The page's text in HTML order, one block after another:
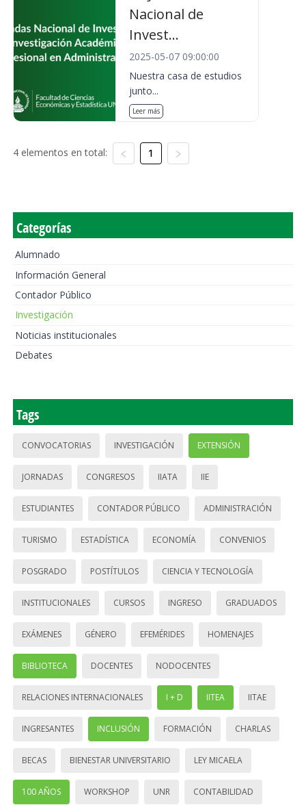
Nacional de
Invest...
2025-05-07 09:00:00
Nuestra casa de estudios
junto...
Leer más
4 elementos en total: 1
Categorías
Alumnado
Información General
Contador Público
Investigación
Noticias institucionales
Debates
Tags
CONVOCATORIAS INVESTIGACIÓN EXTENSIÓN
JORNADAS CONGRESOS IIATA IIE
ESTUDIANTES CONTADOR PÚBLICO ADMINISTRACIÓN
TURISMO ESTADÍSTICA ECONOMÍA CONVENIOS
POSGRADO POSTÍTULOS CIENCIA Y TECNOLOGÍA
INSTITUCIONALES CURSOS INGRESO GRADUADOS
EXÁMENES GÉNERO EFEMÉRIDES HOMENAJES
BIBLIOTECA DOCENTES NODOCENTES
RELACIONES INTERNACIONALES I + D IITEA IITAE
INGRESANTES INCLUSIÓN FORMACIÓN CHARLAS
BECAS BIENESTAR UNIVERSITARIO LEY MICAELA
100 AÑOS WORKSHOP UNR CONTABILIDAD